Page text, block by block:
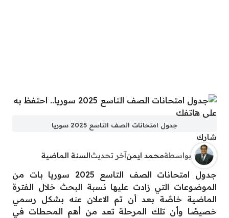
جدول امتحانات الصف التاسع 2025 سوريا
شارك
بواسطةمحمد ايمنآخر تحديثالسنة الماضية
جدول امتحانات الصف التاسع 2025 سوريا بات من
الموضوعات التي زادت عليها نسبة البحث خلال الفترة
الماضية خاصًة بعد أن تم الاعلان عنه بشكل رسمي
خصيصًا وأن تلك المرحلة تعد من أهم المحطات في